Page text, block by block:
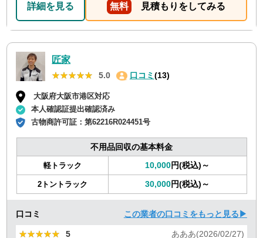
詳細を見る 無料 見積もりをしてみる
匠家
★★★★★
★★★★★ 5.0 口コミ (13)
大阪府大阪市港区対応
本人確認証提出確認済み
古物商許可証：第62216R024451号
不用品回収の基本料金
軽トラック 10,000円(税込)～
2トントラック 30,000円(税込)～
口コミ この業者の口コミをもっと見る▶
★★★★★
★★★★★ 5 あああ(2026/02/27)